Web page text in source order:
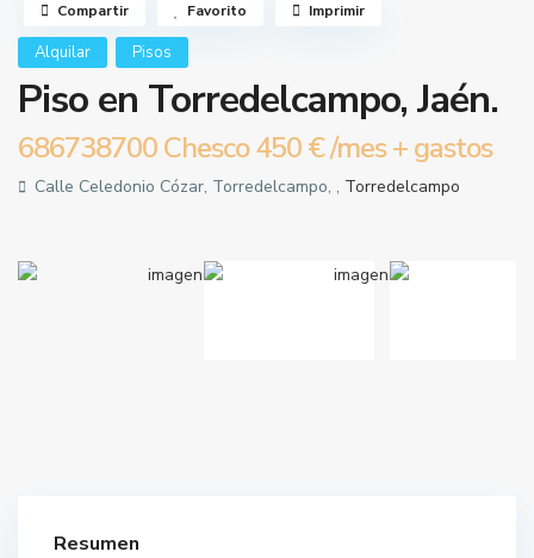
Alquilar Pisos
Piso en Torredelcampo, Jaén.
686738700 Chesco450 €/mes + gastos
Calle Celedonio Cózar, Torredelcampo, , Torredelcampo
Compartir Favorito Imprimir
Resumen